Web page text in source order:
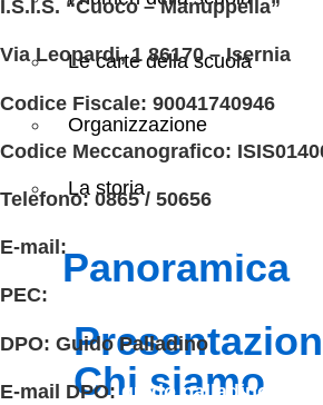
Le carte della scuola
Organizzazione
La storia
panoramica
chi siamo
I.S.I.S. “Cuoco – Manuppella”
Via Leopardi, 1 86170 – Isernia
Codice Fiscale: 90041740946
Codice Meccanografico:
Telefono: 0865 / 50656
E-mail: isis01400c@istruzione.it
PEC:
DPO: Guido Palladino
E-mail DPO: